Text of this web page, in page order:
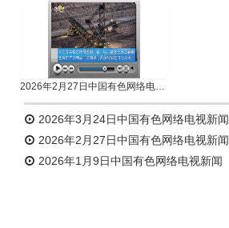
2026年2月27日中国有色网络电视新闻
2026年3月24日中国有色网络电视新闻
2026年2月27日中国有色网络电视新闻
2026年1月9日中国有色网络电视新闻